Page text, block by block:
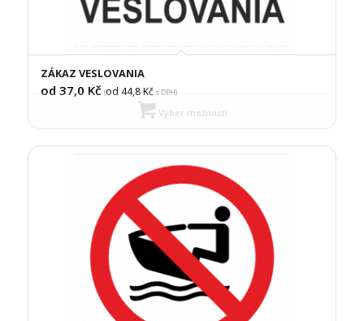
ZÁKAZ VESLOVANIA
od 37,0 Kč (od 44,8Kčs DPH)
Výber možností